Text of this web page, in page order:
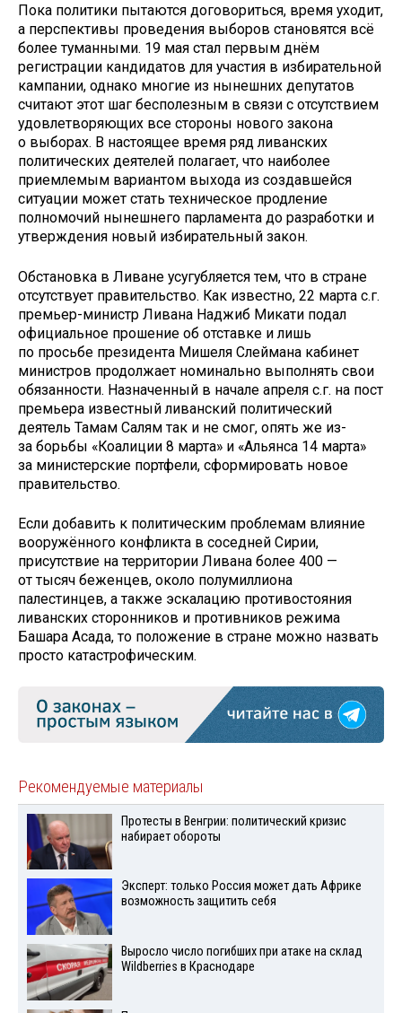
Пока политики пытаются договориться, время уходит,
а перспективы проведения выборов становятся всё
более туманными. 19 мая стал первым днём
регистрации кандидатов для участия в избирательной
кампании, однако многие из нынешних депутатов
считают этот шаг бесполезным в связи с отсутствием
удовлетворяющих все стороны нового закона
о выборах. В настоящее время ряд ливанских
политических деятелей полагает, что наиболее
приемлемым вариантом выхода из создавшейся
ситуации может стать техническое продление
полномочий нынешнего парламента до разработки и
утверждения новый избирательный закон.
Обстановка в Ливане усугубляется тем, что в стране
отсутствует правительство. Как известно, 22 марта с.г.
премьер-министр Ливана Наджиб Микати подал
официальное прошение об отставке и лишь
по просьбе президента Мишеля Слеймана кабинет
министров продолжает номинально выполнять свои
обязанности. Назначенный в начале апреля с.г. на пост
премьера известный ливанский политический
деятель Тамам Салям так и не смог, опять же из-
за борьбы «Коалиции 8 марта» и «Альянса 14 марта»
за министерские портфели, сформировать новое
правительство.
Если добавить к политическим проблемам влияние
вооружённого конфликта в соседней Сирии,
присутствие на территории Ливана более 400 —
от тысяч беженцев, около полумиллиона
палестинцев, а также эскалацию противостояния
ливанских сторонников и противников режима
Башара Асада, то положение в стране можно назвать
просто катастрофическим.
Рекомендуемые материалы
Протесты в Венгрии: политический кризис
набирает обороты
Эксперт: только Россия может дать Африке
возможность защитить себя
Выросло число погибших при атаке на склад
Wildberries в Краснодаре